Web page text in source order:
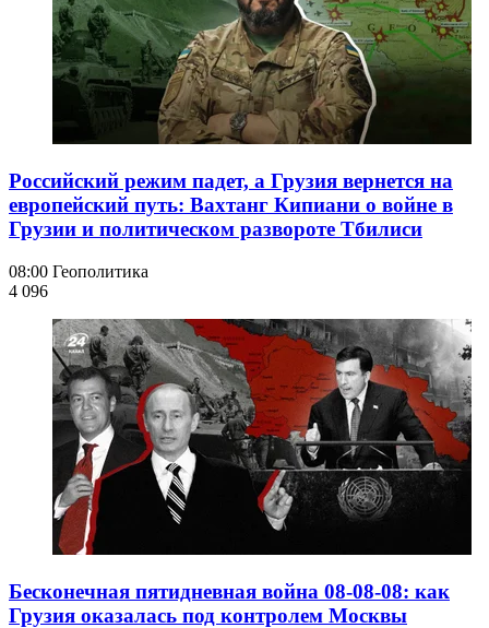
Российский режим падет, а Грузия вернется на
европейский путь: Вахтанг Кипиани о войне в
Грузии и политическом развороте Тбилиси
08:00 Геополитика
4 096
Бесконечная пятидневная война 08-08-08: как
Грузия оказалась под контролем Москвы